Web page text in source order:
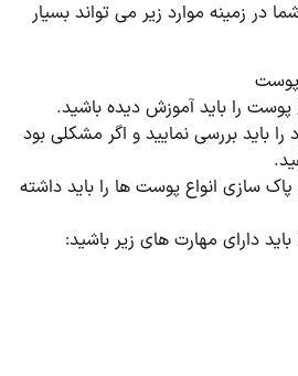
زمینه موارد زیر می تواند بسیار
پوست
را باید آموزش دیده باشید.
باید بررسی نمایید و اگر مشکلی بود
پاک سازی انواع پوست ها را باید داشته
دارای مهارت های زیر باشید: